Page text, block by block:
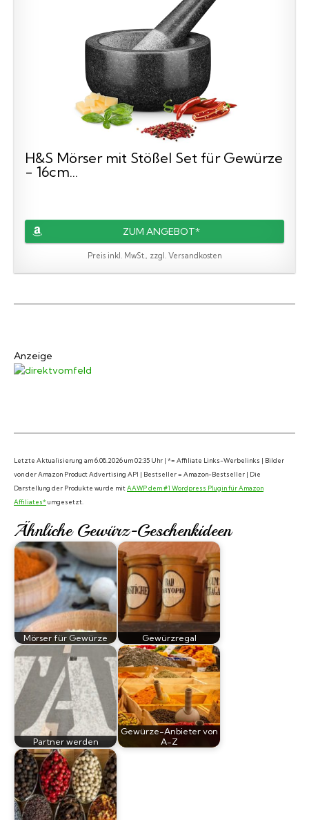
H&S Mörser mit Stößel Set für Gewürze
- 16cm...
ZUM ANGEBOT*
Preis inkl. MwSt., zzgl. Versandkosten
Anzeige
Letzte Aktualisierung am 6.08.2026 um 02:35 Uhr | *= Affiliate Links-Werbelinks | Bilder
von der Amazon Product Advertising API | Bestseller = Amazon-Bestseller | Die
Darstellung der Produkte wurde mitAAWP dem #1 Wordpress Plugin für Amazon
Affiliates*umgesetzt.
Ähnliche Gewürz-Geschenkideen
Mörser für Gewürze Gewürzregal
Partner werden
Gewürze-Anbieter von
A-Z